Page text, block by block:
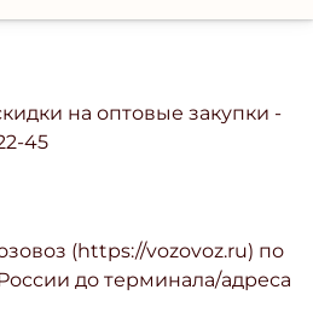
на оптовые закупки -
45
(https://vozovoz.ru) по
до терминала/адреса